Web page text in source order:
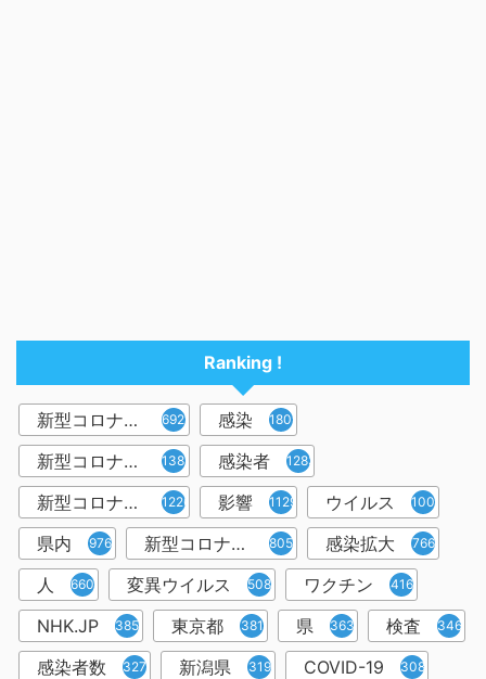
Ranking !
新型コロナウイルス 6921 感染 1809
新型コロナウィルス 1382 感染者 1283
新型コロナウイルス感染症 1226 影響 1129 ウイルス 1001
県内 976 新型コロナウイルス感染 805 感染拡大 766
人 660 変異ウイルス 508 ワクチン 416
NHK.JP 385 東京都 381 県 363 検査 346
感染者数 327 新潟県 319 COVID-19 308